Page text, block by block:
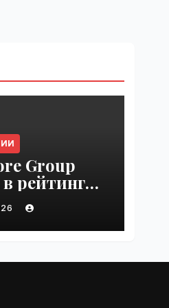
Group
рейтинг
ИТ-
России» |